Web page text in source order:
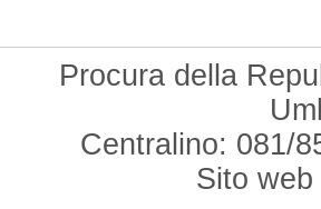
Procura della
Centralino: 081/
Sito